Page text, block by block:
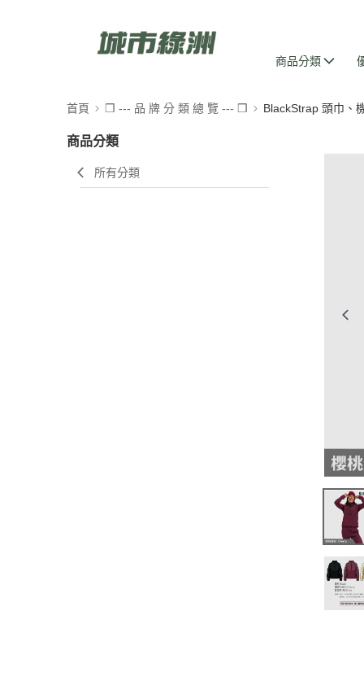
商品分類
首頁 ❒ --- 品 牌 分 類 總 覽 --- ❒ BlackStrap 頭巾、
商品分類
所有分類